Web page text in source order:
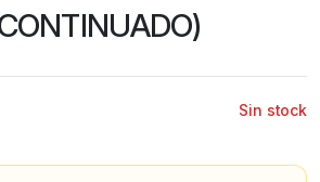
Sin stock